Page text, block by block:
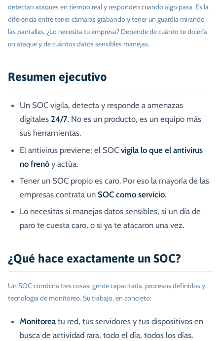
detectan ataques en tiempo real y responden cuando algo pasa. Es la
diferencia entre tener cámaras grabando y tener un guardia mirando
las pantallas. ¿Lo necesita tu empresa? Depende de cuánto te dolería
un ataque y de cuántos datos sensibles manejas.
Resumen ejecutivo
Un SOC vigila, detecta y responde a amenazas
digitales 24/7. No es un producto, es un equipo más
sus herramientas.
El antivirus previene; el SOC vigila lo que el antivirus
no frenó y actúa.
Tener un SOC propio es caro. Por eso la mayoría de las
empresas contrata un SOC como servicio.
Lo necesitas si manejas datos sensibles, si un día de
paro te cuesta caro, o si ya te atacaron una vez.
¿Qué hace exactamente un SOC?
Un SOC combina tres cosas: gente capacitada, procesos definidos y
tecnología de monitoreo. Su trabajo, en concreto:
Monitorea tu red, tus servidores y tus dispositivos en
busca de actividad rara, todo el día, todos los días.